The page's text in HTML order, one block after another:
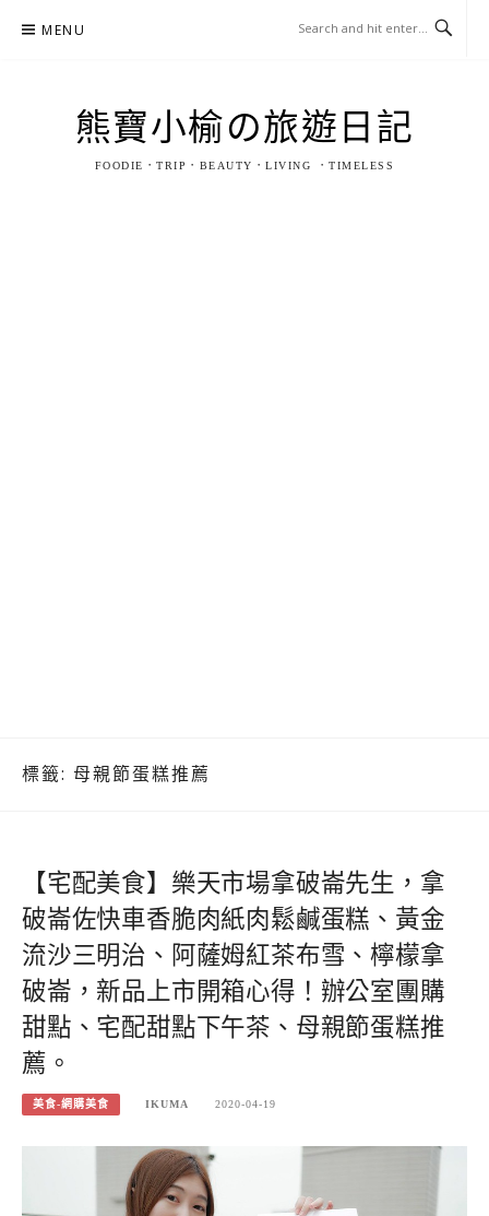
MENU
熊寶小榆の旅遊日記
FOODIE．TRIP．BEAUTY．LIVING ．TIMELESS
標籤: 母親節蛋糕推薦
【宅配美食】樂天市場拿破崙先生，拿
破崙佐快車香脆肉紙肉鬆鹹蛋糕、黃金
流沙三明治、阿薩姆紅茶布雪、檸檬拿
破崙，新品上市開箱心得！辦公室團購
甜點、宅配甜點下午茶、母親節蛋糕推
薦。
美食-網購美食 IKUMA 2020-04-19